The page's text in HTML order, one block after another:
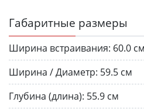
Габаритные размеры
Ширина встраивания: 60.0 см
Ширина / Диаметр: 59.5 см
Глубина (длина): 55.9 см